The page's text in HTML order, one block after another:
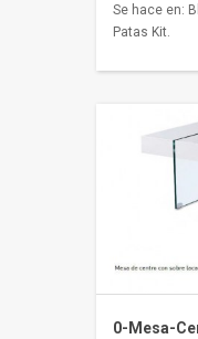
Se hace en:
Patas Kit.
0-Mesa-